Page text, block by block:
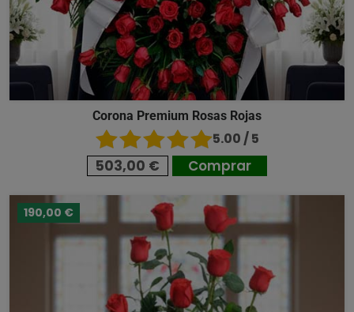
Corona Premium Rosas Rojas
5.00 / 5
503,00 € Comprar
190,00 €